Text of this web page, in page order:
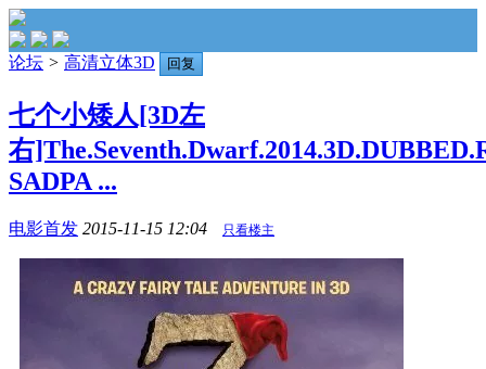
论坛 > 高清立体3D 回复
七个小矮人[3D左
右
SADPA ...
电影首发 2015-11-15 12:04 只看楼主